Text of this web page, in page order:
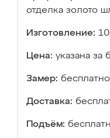
отделка золото
Изготовление:
Цена: указана за
Замер: бесплатно
Доставка:
Подъём: